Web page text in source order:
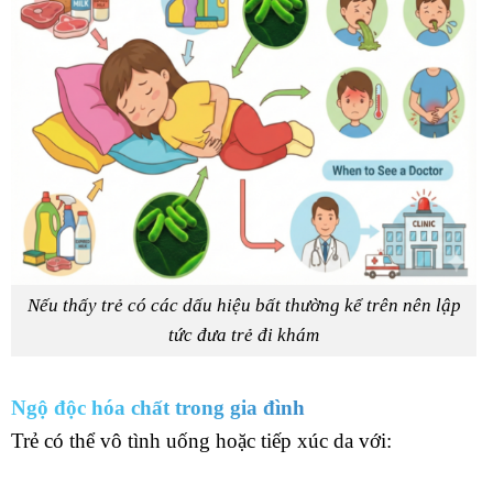
Nếu thấy trẻ có các dấu hiệu bất thường kể trên nên lập
tức đưa trẻ đi khám
Ngộ độc hóa chất trong gia đình
Trẻ có thể vô tình uống hoặc tiếp xúc da với: